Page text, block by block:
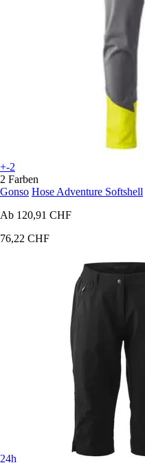
+-2
2 Farben
Gonso Hose Adventure Softshell
Ab 120,91 CHF
76,22 CHF
24h